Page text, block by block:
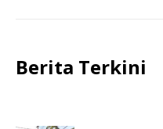
Berita Terkini